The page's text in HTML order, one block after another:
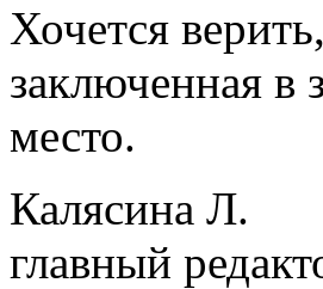
Хочется
заключенная в
место.
Калясина Л.
главный